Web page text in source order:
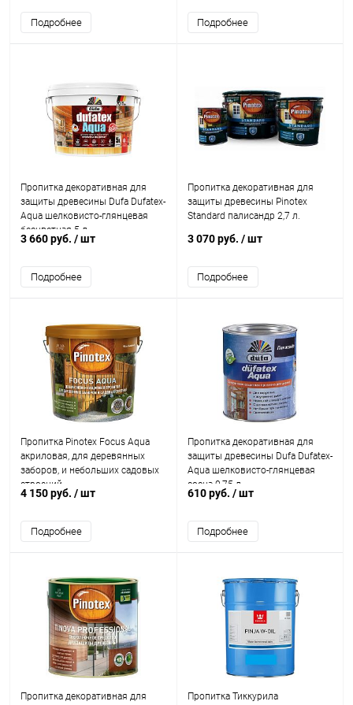
Подробнее Подробнее
Пропитка декоративная для
защиты древесины Dufa Dufatex-
Aqua шелковисто-глянцевая
бесцветная 5 л.
3 660 руб. / шт
Подробнее
Пропитка декоративная для
защиты древесины Pinotex
Standard палисандр 2,7 л.
3 070 руб. / шт
Подробнее
Пропитка Pinotex Focus Aqua
акриловая, для деревянных
заборов, и небольших садовых
строений
4 150 руб. / шт
Подробнее
Пропитка декоративная для
защиты древесины Dufa Dufatex-
Aqua шелковисто-глянцевая
сосна 0,75 л.
610 руб. / шт
Подробнее
Пропитка декоративная для
Пропитка Тиккурила